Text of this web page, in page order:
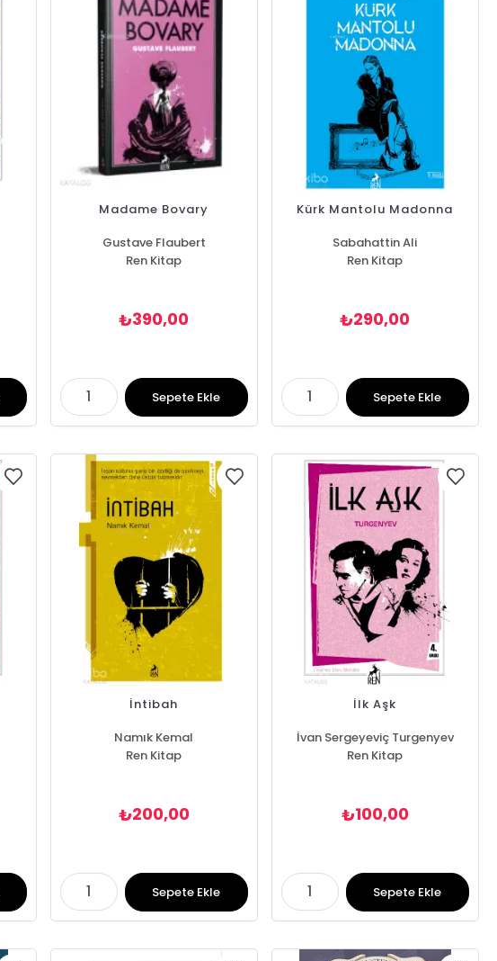
Madame Bovary
Gustave Flaubert
Ren Kitap
₺390,00
Sepete Ekle
Kürk Mantolu Madonna
Sabahattin Ali
Ren Kitap
₺290,00
Sepete Ekle
İntibah
Namık Kemal
Ren Kitap
₺200,00
Sepete Ekle
İlk Aşk
İvan Sergeyeviç Turgenyev
Ren Kitap
₺100,00
Sepete Ekle